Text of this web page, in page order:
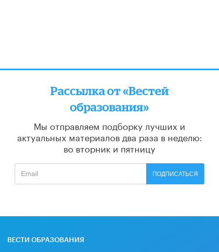
Рассылка от «Вестей
образования»
Мы отправляем подборку лучших и
актуальных материалов два раза в неделю:
во вторник и пятницу
ПОДПИСАТЬСЯ
ВЕСТИ ОБРАЗОВАНИЯ